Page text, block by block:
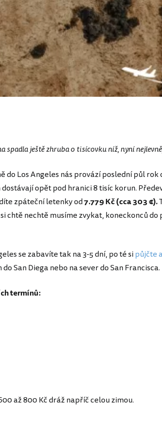
spadla ještě zhruba o tisícovku níž, nyní
do Los Angeles nás provází poslední půl
opět pod hranici 8 tisíc korun.
zpáteční letenky od7.779 Kč (cca 303 €).
chtě nechtě musíme zvykat, koneckonců
se zabavíte tak na 3-5 dní, po té sipůjčte
San Diega nebo na sever do San Francisca.
termínů:
až 800 Kč dráž napříč celou zimou.